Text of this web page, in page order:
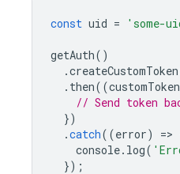
const uid = 'some-
getAuth()
.createCustomToken
. then((customToken
// Send token
})
.catch((error) =>
console. log(
});